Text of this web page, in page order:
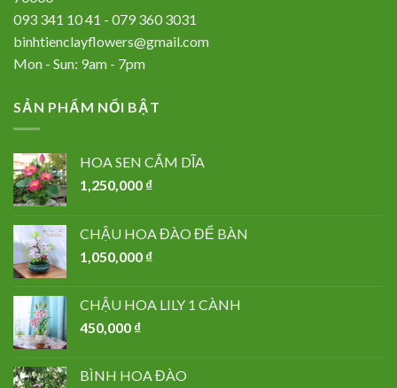
093 341 10 41 - 079 360 3031
binhtienclayflowers@gmail.com
Mon - Sun: 9am - 7pm
SẢN PHẨM NỔI BẬT
HOA SEN CẮM DĨA
1,250,000 ₫
CHẬU HOA ĐÀO ĐỂ BÀN
1,050,000 ₫
CHẬU HOA LILY 1 CÀNH
450,000 ₫
BÌNH HOA ĐÀO